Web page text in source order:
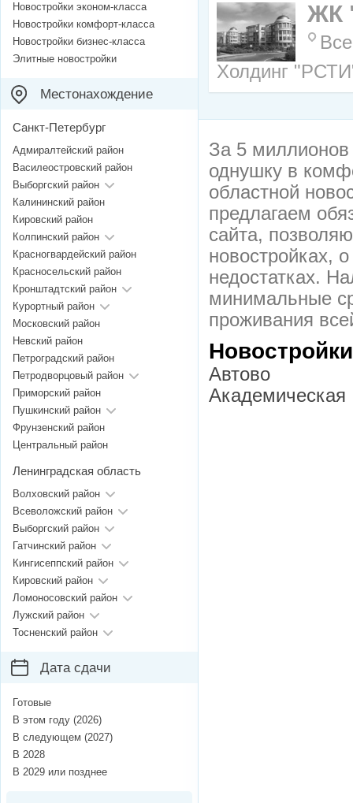
ЖК
Холдинг
За 5
однушку в
областной
предлагаем
сайта,
новостройках,
недостатках.
минимальные
проживания
Автово
Академическая
Новостройки эконом-класса
Новостройки комфорт-класса
Новостройки бизнес-класса
Элитные новостройки
Местонахождение
Санкт-Петербург
Адмиралтейский район
Василеостровский район
Выборгский район
Калининский район
Кировский район
Колпинский район
Красногвардейский район
Красносельский район
Кронштадтский район
Курортный район
Московский район
Невский район
Петроградский район
Петродворцовый район
Приморский район
Пушкинский район
Фрунзенский район
Центральный район
Ленинградская область
Волховский район
Всеволожский район
Выборгский район
Гатчинский район
Кингисеппский район
Кировский район
Ломоносовский район
Лужский район
Тосненский район
Дата сдачи
Готовые
В этом году (2026)
В следующем (2027)
В 2028
В 2029 или позднее